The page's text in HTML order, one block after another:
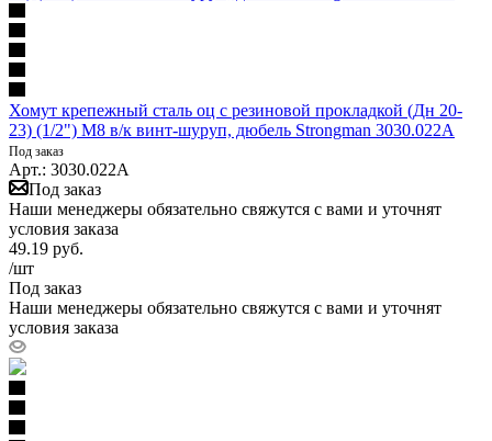
Хомут крепежный сталь оц с резиновой прокладкой (Дн 20-
23) (1/2") М8 в/к винт-шуруп, дюбель Strongman 3030.022A
Под заказ
Арт.: 3030.022A
Под заказ
Наши менеджеры обязательно свяжутся с вами и уточнят
условия заказа
49.19 руб.
/шт
Под заказ
Наши менеджеры обязательно свяжутся с вами и уточнят
условия заказа